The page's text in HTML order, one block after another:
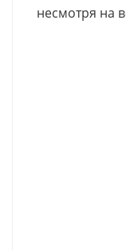
несмотря на